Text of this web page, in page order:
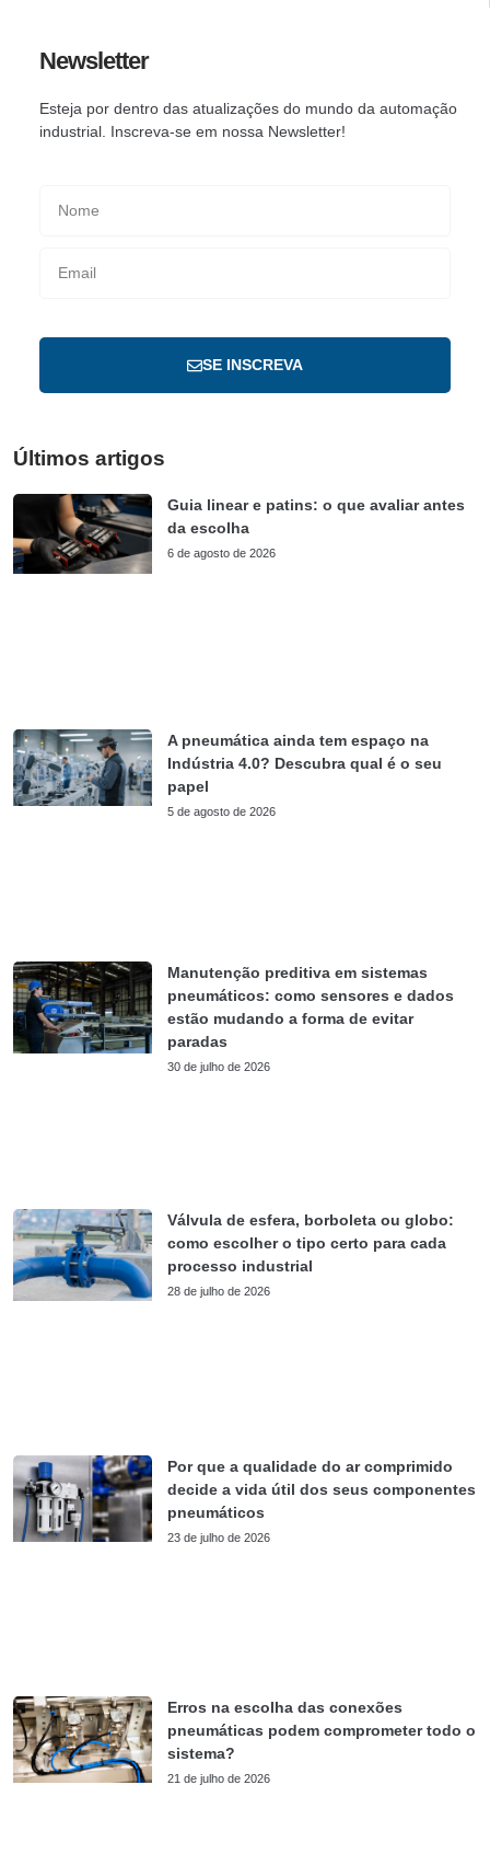
Newsletter
Esteja por dentro das atualizações do mundo da automação
industrial. Inscreva-se em nossa Newsletter!
SE INSCREVA
Últimos artigos
Guia linear e patins: o que avaliar antes
da escolha
6 de agosto de 2026
A pneumática ainda tem espaço na
Indústria 4.0? Descubra qual é o seu
papel
5 de agosto de 2026
Manutenção preditiva em sistemas
pneumáticos: como sensores e dados
estão mudando a forma de evitar
paradas
30 de julho de 2026
Válvula de esfera, borboleta ou globo:
como escolher o tipo certo para cada
processo industrial
28 de julho de 2026
Por que a qualidade do ar comprimido
decide a vida útil dos seus componentes
pneumáticos
23 de julho de 2026
Erros na escolha das conexões
pneumáticas podem comprometer todo o
sistema?
21 de julho de 2026